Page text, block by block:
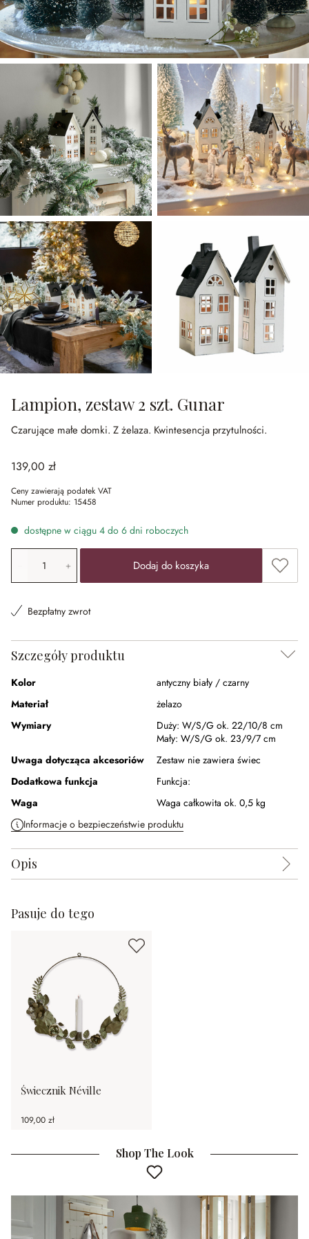
Lampion, zestaw 2 szt. Gunar
Czarujące małe domki. Z żelaza. Kwintesencja przytulności.
139,00 zł
Ceny zawierają podatek VAT
Numer produktu: 15458
dostępne w ciągu 4 do 6 dni roboczych
Ilość produktu: Wprowadź żądaną wartość lub użyj
Dodaj do koszyka Dodaj
Bezpłatny zwrot
Szczegóły produktu
Kolor
antyczny biały / czarny
Materiał
żelazo
Wymiary
Duży: W/S/G ok. 22/10/8 cm
Mały: W/S/G ok. 23/9/7 cm
Uwaga dotycząca akcesoriów
Zestaw nie zawiera świec
Dodatkowa funkcja
Funkcja:
Waga
Waga całkowita ok. 0,5 kg
Informacje o bezpieczeństwie produktu
Opis
Pasuje do tego
Świecznik Néville
109,00 zł
Shop The Look